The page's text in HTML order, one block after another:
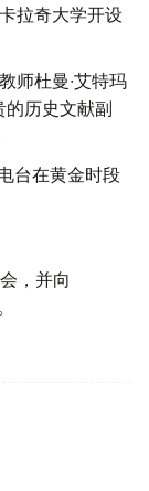
拉奇大学开设
师杜曼∙艾特玛
历史文献副
台在黄金时段
，并向